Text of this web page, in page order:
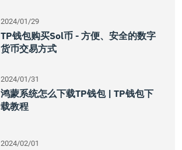
2024/01/29
TP钱包购买Sol币 - 方便、安全的数字
货币交易方式
2024/01/31
鸿蒙系统怎么下载TP钱包 | TP钱包下
载教程
2024/02/01